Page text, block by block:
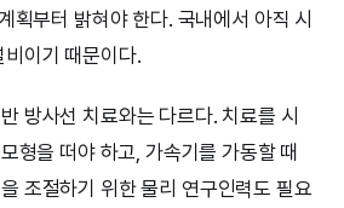
획부터 밝혀야 한다. 국내에서 아직 시
이기 때문이다.
방사선 치료와는 다르다. 치료를 시
형을 떠야 하고, 가속기를 가동할 때
조절하기 위한 물리 연구인력도 필요